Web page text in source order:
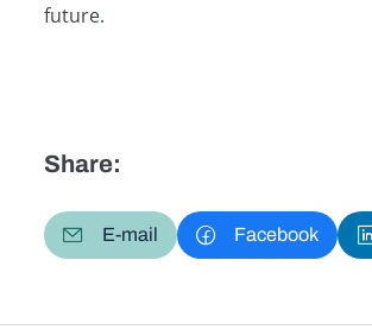
future.
Share:
E-mail Facebook